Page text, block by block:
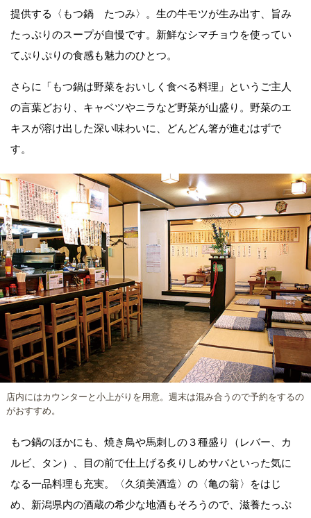
提供する〈もつ鍋 たつみ〉。生の牛モツが生み出す、旨み
たっぷりのスープが自慢です。新鮮なシマチョウを使ってい
てぷりぷりの食感も魅力のひとつ。
さらに「もつ鍋は野菜をおいしく食べる料理」というご主人
の言葉どおり、キャベツやニラなど野菜が山盛り。野菜のエ
キスが溶け出した深い味わいに、どんどん箸が進むはずで
す。
店内にはカウンターと小上がりを用意。週末は混み合うので予約をするの
がおすすめ。
もつ鍋のほかにも、焼き鳥や馬刺しの３種盛り（レバー、カ
ルビ、タン）、目の前で仕上げる炙りしめサバといった気に
なる一品料理も充実。〈久須美酒造〉の〈亀の翁〉をはじ
め、新潟県内の酒蔵の希少な地酒もそろうので、滋養たっぷ